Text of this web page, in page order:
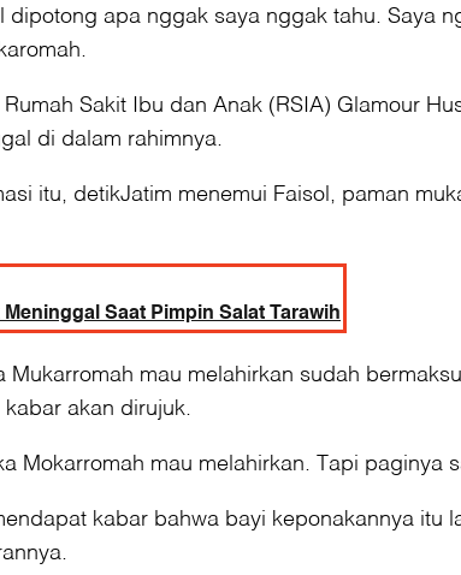
dipotong apa nggak saya nggak tahu.
Sakit Ibu dan Anak (RSIA) Glamour
di dalam rahimnya.
itu, detikJatim menemui Faisol, paman
Saat Pimpin Salat Tarawih
mau melahirkan sudah
akan dirujuk.
Mokarromah mau melahirkan. Tapi
kabar bahwa bayi keponakannya